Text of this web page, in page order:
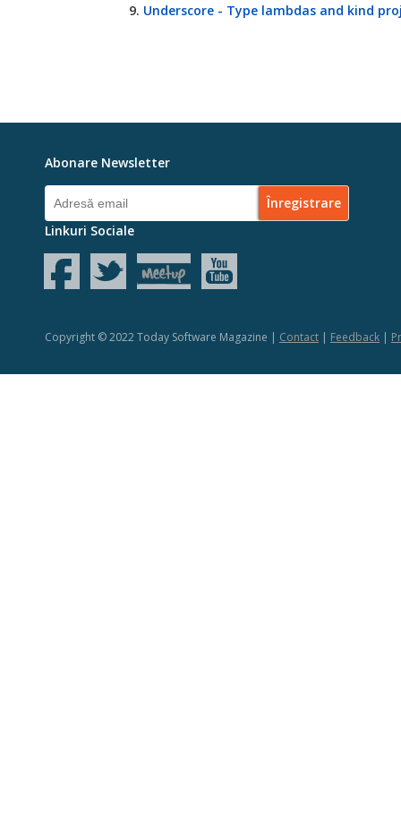
Underscore - Type lambdas and kind
Abonare Newsletter
Linkuri Sociale
Copyright © 2022 Today Software Magazine | Contact | Feedback |